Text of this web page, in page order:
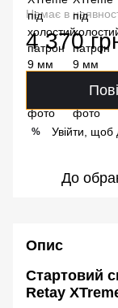
Немає в
4 370
% Увійти, щоб
До
Опис
Стартовий
Retay